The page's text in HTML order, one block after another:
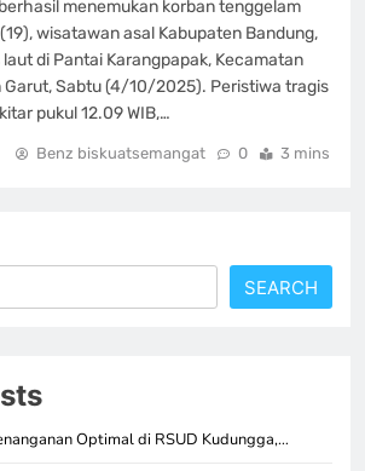
menemukan korban tenggelam
wisatawan asal Kabupaten Bandung,
di Pantai Karangpapak, Kecamatan
Garut, Sabtu (4/10/2025). Peristiwa tragis
pukul 12.09 WIB,…
Benz biskuatsemangat 0 3 mins
SEARCH
Optimal di RSUD Kudungga,…